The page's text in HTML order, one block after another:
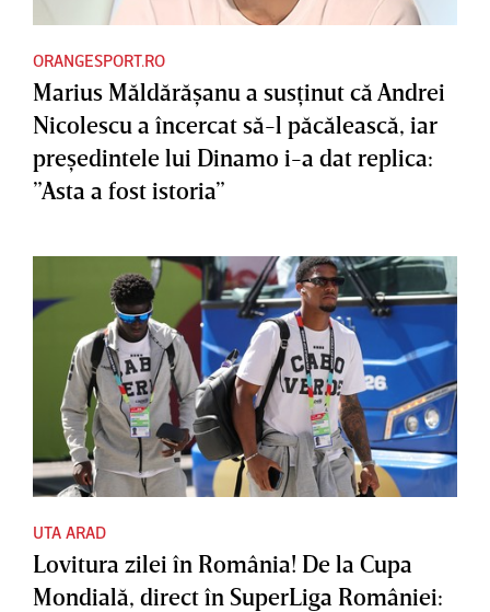
ORANGESPORT.RO
Marius Măldărăşanu a susţinut că Andrei
Nicolescu a încercat să-l păcălească, iar
preşedintele lui Dinamo i-a dat replica:
”Asta a fost istoria”
UTA ARAD
Lovitura zilei în România! De la Cupa
Mondială, direct în SuperLiga României: